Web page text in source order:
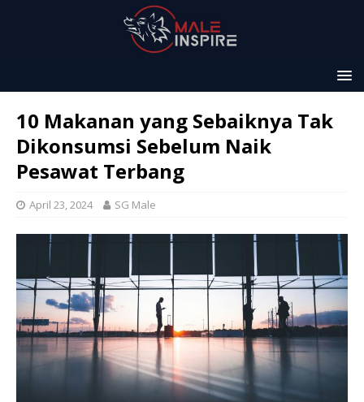
10 Makanan yang Sebaiknya Tak
Dikonsumsi Sebelum Naik
Pesawat Terbang
April 23, 2024 SG Male